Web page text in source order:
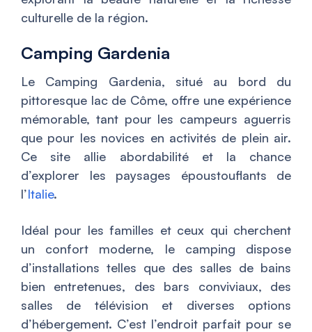
culturelle de la région.
Camping Gardenia
Le Camping Gardenia, situé au bord du
pittoresque lac de Côme, offre une expérience
mémorable, tant pour les campeurs aguerris
que pour les novices en activités de plein air.
Ce site allie abordabilité et la chance
d’explorer les paysages époustouflants de
l’Italie.
Idéal pour les familles et ceux qui cherchent
un confort moderne, le camping dispose
d’installations telles que des salles de bains
bien entretenues, des bars conviviaux, des
salles de télévision et diverses options
d’hébergement. C’est l’endroit parfait pour se